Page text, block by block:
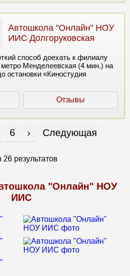
Автошкола "Онлайн" НОУ
ИИС Долгоруковская
способ доехать к филиалу
Менделеевская (4 мин.) на
остановки «Киностудия
Отзывы
6 › Следующая
26 результатов
"Онлайн" НОУ
ИИС